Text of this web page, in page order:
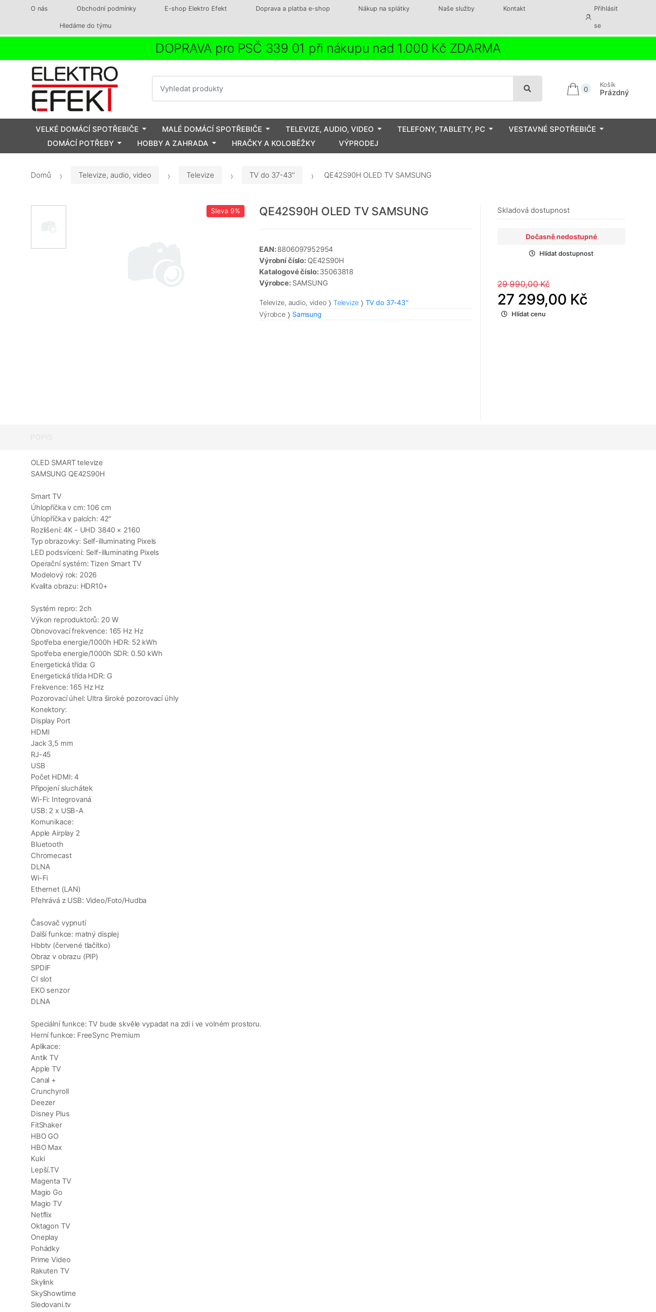
O nás Obchodní podmínky E-shop Elektro Efekt Doprava a platba e-shop Nákup na splátky Naše služby Kontakt
Hledáme do týmu
Přihlásit
se
DOPRAVA pro PSČ 339 01 při nákupu nad 1.000 Kč ZDARMA
0
Košík
Prázdný
VELKÉ DOMÁCÍ SPOTŘEBIČE MALÉ DOMÁCÍ SPOTŘEBIČE TELEVIZE, AUDIO, VIDEO TELEFONY, TABLETY, PC
VESTAVNÉ SPOTŘEBIČE
DOMÁCÍ POTŘEBY
HOBBY A ZAHRADA HRAČKY A KOLOBĚŽKY VÝPRODEJ
Domů Televize, audio, video Televize TV do 37-43'' QE42S90H OLED TV SAMSUNG
Sleva 9% QE42S90H OLED TV SAMSUNG
EAN:8806097952954
Výrobní číslo: QE42S90H
Katalogové číslo:35063818
Výrobce: SAMSUNG
Televize, audio, video Televize
TV do 37-43''
Výrobce
Samsung
Skladová dostupnost
Dočasně nedostupné
Hlídat dostupnost
29 990,00 Kč
27 299,00 Kč
Hlídat cenu
OLED SMART televize
SAMSUNG QE42S90H
Smart TV
Úhlopříčka v cm: 106 cm
Úhlopříčka v palcích: 42"
Rozlišení: 4K - UHD 3840 × 2160
Typ obrazovky: Self-illuminating Pixels
LED podsvícení: Self-illuminating Pixels
Operační systém: Tizen Smart TV
Modelový rok: 2026
Kvalita obrazu: HDR10+
Systém repro: 2ch
Výkon reproduktorů: 20 W
Obnovovací frekvence: 165 Hz Hz
Spotřeba energie/1000h HDR: 52 kWh
Spotřeba energie/1000h SDR: 0.50 kWh
Energetická třída: G
Energetická třída HDR: G
Frekvence: 165 Hz Hz
Pozorovací úhel: Ultra široké pozorovací úhly
Konektory:
Display Port
HDMI
Jack 3,5 mm
RJ-45
USB
Počet HDMI: 4
Připojení sluchátek
Wi-Fi: Integrovaná
USB: 2 x USB-A
Komunikace:
Apple Airplay 2
Bluetooth
Chromecast
DLNA
Wi-Fi
Ethernet (LAN)
Přehrává z USB: Video/Foto/Hudba
Časovač vypnutí
Další funkce: matný displej
Hbbtv (červené tlačítko)
Obraz v obrazu (PIP)
SPDIF
CI slot
EKO senzor
DLNA
Speciální funkce: TV bude skvěle vypadat na zdi i ve volném prostoru.
Herní funkce: FreeSync Premium
Aplikace:
Antik TV
Apple TV
Canal +
Crunchyroll
Deezer
Disney Plus
FitShaker
HBO GO
HBO Max
Kuki
Lepší.TV
Magenta TV
Magio Go
Magio TV
Netflix
Oktagon TV
Oneplay
Pohádky
Prime Video
Rakuten TV
Skylink
SkyShowtime
Sledovani.tv